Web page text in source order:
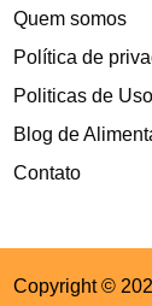
Quem somos
Política de
Politicas de Uso
Blog de
Contato
Copyright ©